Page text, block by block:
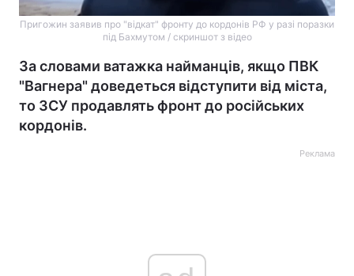
Пригожин заявив про "відкат" фронту до кордонів РФ у разі поразки
під Бахмутом / скриншот з відео
За словами ватажка найманців, якщо ПВК
"Вагнера" доведеться відступити від міста,
то ЗСУ продавлять фронт до російських
кордонів.
Реклама